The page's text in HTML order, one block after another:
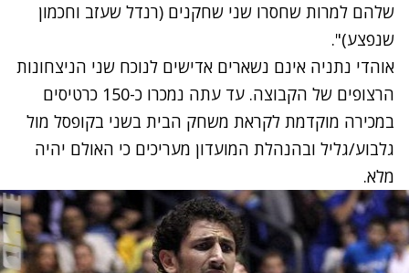
שלהם למרות שחסרו שני שחקנים (רנדל שעזב וחכמון
שנפצע)".
אוהדי נתניה אינם נשארים אדישים לנוכח שני הניצחונות
הרצופים של הקבוצה. עד עתה נמכרו כ-150 כרטיסים
במכירה מוקדמת לקראת משחק הבית בשני בקופסל מול
גלבוע/גליל ובהנהלת המועדון מעריכים כי האולם יהיה
מלא.